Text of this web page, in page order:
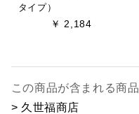
タイプ）
￥ 2,184
この商品が含まれる商
> 久世福商店